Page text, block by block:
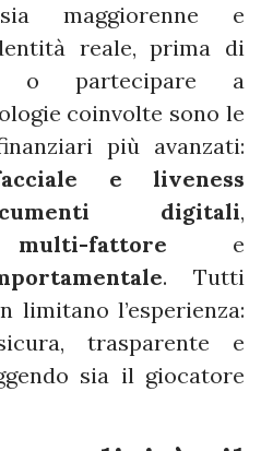
maggiorenne e
reale, prima di
o partecipare a
coinvolte sono le
più avanzati:
e liveness
digitali,
fattore e
. Tutti
limitano l’esperienza:
trasparente e
sia il giocatore